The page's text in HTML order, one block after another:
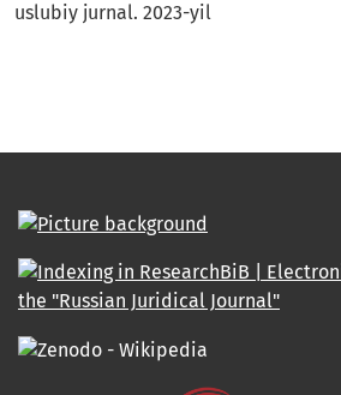
uslubiy jurnal. 2023-yil